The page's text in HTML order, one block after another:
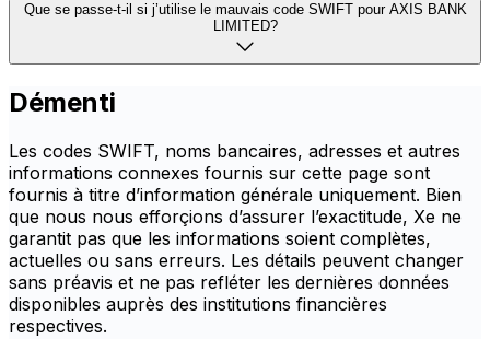
Que se passe-t-il si j’utilise le mauvais code SWIFT pour AXIS BANK
LIMITED?
Démenti
Les codes SWIFT, noms bancaires, adresses et autres
informations connexes fournis sur cette page sont
fournis à titre d’information générale uniquement. Bien
que nous nous efforçions d’assurer l’exactitude, Xe ne
garantit pas que les informations soient complètes,
actuelles ou sans erreurs. Les détails peuvent changer
sans préavis et ne pas refléter les dernières données
disponibles auprès des institutions financières
respectives.